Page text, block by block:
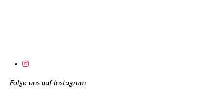
Folge uns auf Instagram